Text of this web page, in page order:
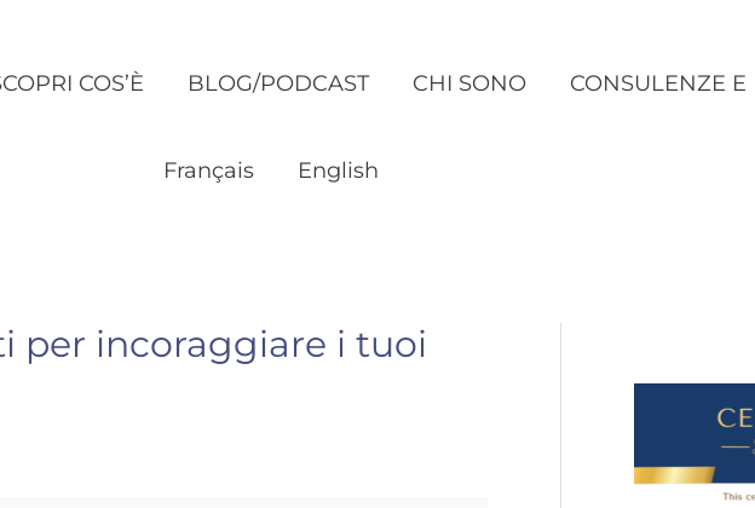
COS’È BLOG/PODCAST CHI SONO CONSULENZE E
Français English
per incoraggiare i tuoi
a
e